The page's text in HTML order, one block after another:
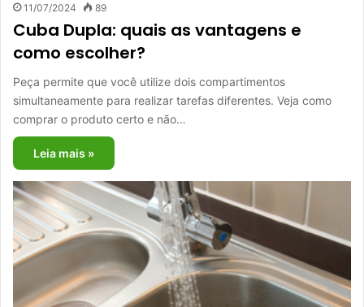
11/07/2024 89
Cuba Dupla: quais as vantagens e
como escolher?
Peça permite que você utilize dois compartimentos
simultaneamente para realizar tarefas diferentes. Veja como
comprar o produto certo e não…
Leia mais »